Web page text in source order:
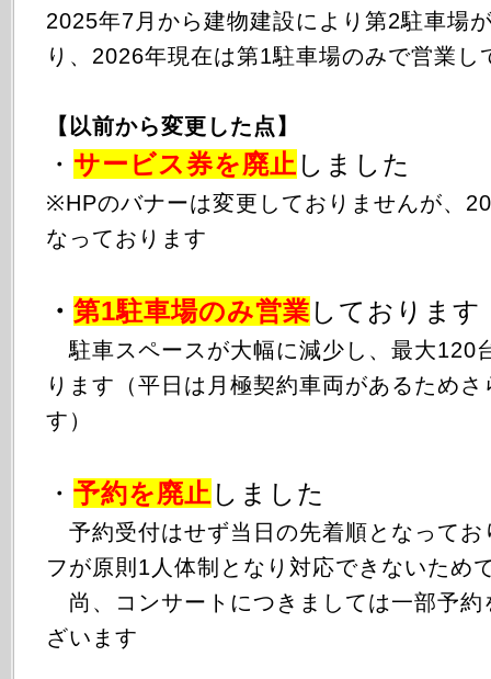
2025年7月から建物建設により第2駐車場
り、2026年現在は第1駐車場のみで営業し
【以前から変更した点】
・ サービス券を廃止 しました
※HPのバナーは変更しておりませんが、
なっております
・ 第1駐車場のみ営業 しております
駐車スペースが大幅に減少し、最大120
ります（平日は月極契約車両があるため
す）
・ 予約を廃止 しました
予約受付はせず当日の先着順となってお
フが原則1人体制となり対応できないため
尚、コンサートにつきましては一部予約
ざいます